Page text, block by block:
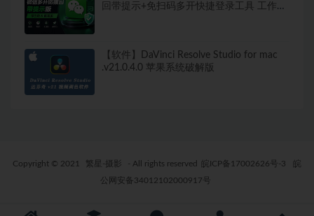
回带提示+免扫码多开快捷登录工具 工作生
【软件】DaVinci Resolve Studio for mac
.v21.0.4.0 苹果系统破解版
Copyright © 2021 繁星-摄影 - All rights reserved 皖ICP备17002626号-3
皖
公网安备34012102000917号